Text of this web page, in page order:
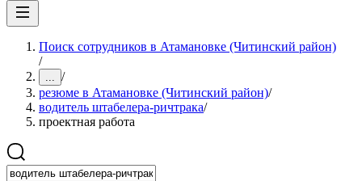
Поиск сотрудников в Атамановке (Читинский район)
/
... /
резюме в Атамановке (Читинский район)/
водитель штабелера-ричтрака/
проектная работа